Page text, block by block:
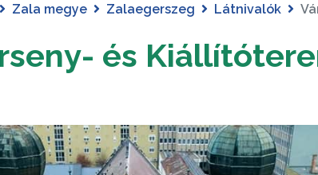
Zala megye Zalaegerszeg Látnivalók
és